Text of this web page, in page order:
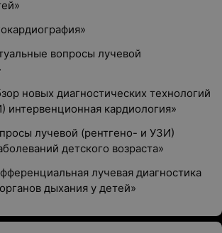
вопросы лучевой
новых диагностических технологий
кардиология»
лучевой (рентгено- и УЗИ)
детского возраста»
лучевая диагностика
дыхания у детей»